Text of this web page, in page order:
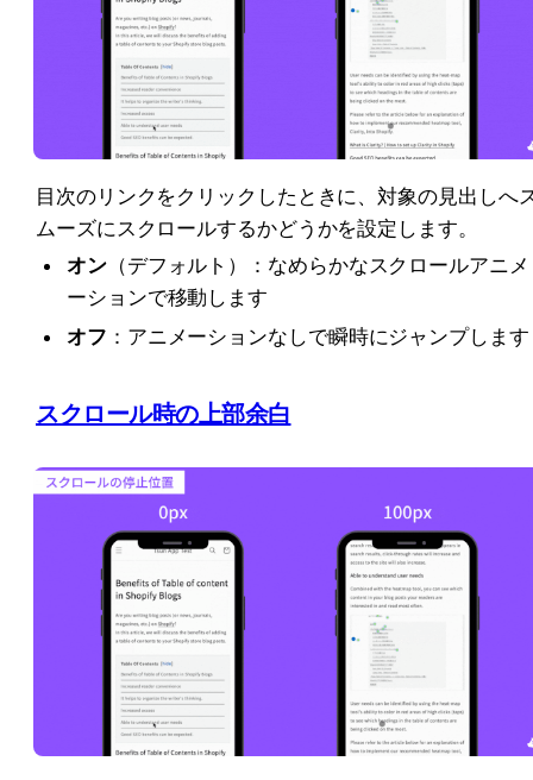
目次のリンクをクリックしたときに、対象の見出しへ
ムーズにスクロールするかどうかを設定します。
オン（デフォルト）：なめらかなスクロールアニメ
ーションで移動します
オフ ：アニメーションなしで瞬時にジャンプします
スクロール時の上部余白